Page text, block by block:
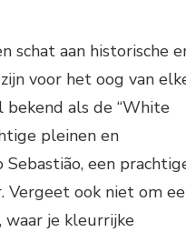
schat aan historische
voor het oog van
als de “White
pleinen en
een
Vergeet ook niet om
waar je kleurrijke